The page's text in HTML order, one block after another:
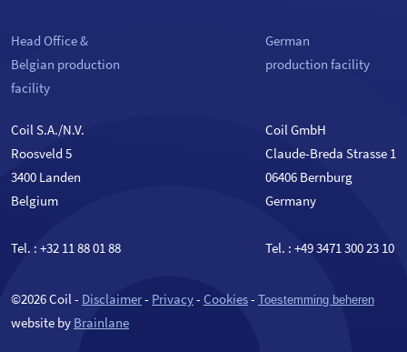
Head Office &
Belgian production
facility
Coil S.A./N.V.
Roosveld 5
3400 Landen
Belgium
Tel. : +32 11 88 01 88
German
production facility
Coil GmbH
Claude-Breda Strasse 1
06406 Bernburg
Germany
Tel. : +49 3471 300 23 10
©2026 Coil - Disclaimer- Privacy- Cookies- Toestemming beheren
website by Brainlane